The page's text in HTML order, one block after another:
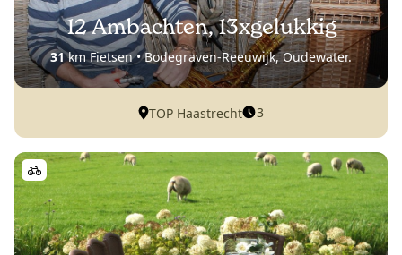
12 Ambachten, 13xgelukkig
31km Fietsen • Bodegraven-Reeuwijk, Oudewater.
TOP Haastrecht 3